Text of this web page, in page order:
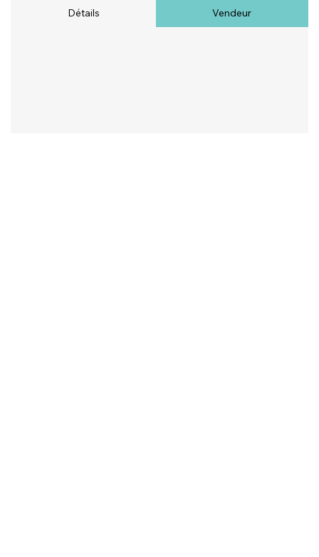
Détails Vendeur